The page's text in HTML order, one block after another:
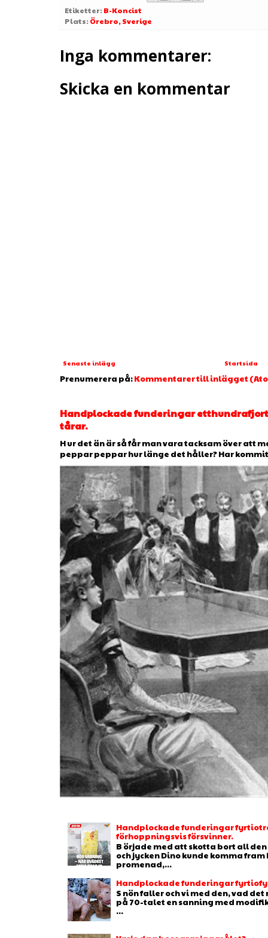
Etiketter: B-Koncist
Plats: Örebro, Sverige
Inga kommentarer:
Skicka en kommentar
Senaste inlägg Startsida
Prenumerera på:Kommentarer till inlägget
Handplockade funderingar
tårar.
H ur det än är så får man vara tacksam över att
peppar peppar hur länge det håller? Har
Handplockade funderingar
förhoppningsvis försvinner.
B örjade med att skotta bort all
och jycken Dino kunde komma
promenad,...
Handplockade funderingar
S nön faller och vi med den, vad
på 70-talet en sanning med
...